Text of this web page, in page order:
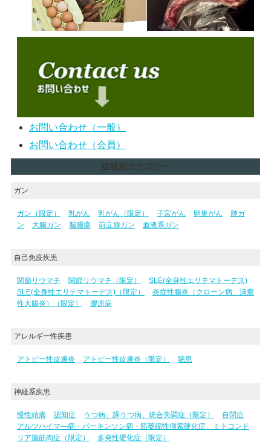
お問い合わせ（一般）
お問い合わせ（会員）
症状別カテゴリー
ガン
ガン（限定） 乳がん 乳がん（限定） 子宮がん 卵巣がん
肺ガ
ン
大腸ガン 脳腫瘍 前立腺ガン 血液系ガン
自己免疫疾患
関節リウマチ 関節リウマチ（限定）
SLE(全身性エリテマトーデス)
SLE(全身性エリテマトーデス)（限定）
炎症性腸炎（クローン病、潰瘍
性大腸炎）（限定）
膠原病
アレルギー性疾患
アトピー性皮膚炎 アトピー性皮膚炎（限定） 喘息
神経系疾患
慢性頭痛 認知症 うつ病、躁うつ病、統合失調症（限定）
自閉症
アルツハイマ―病・パーキンソン病・筋萎縮性側索硬化症、ミトコンド
リア脳筋肉症（限定）
多発性硬化症（限定）